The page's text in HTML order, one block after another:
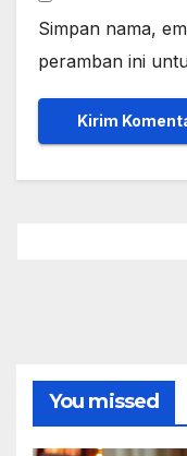
Simpan nama,
peramban ini
You missed